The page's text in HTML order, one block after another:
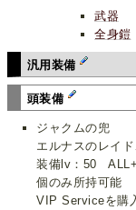
武器
全身鎧
汎用装備
頭装備
ジャクムの兜
エルナスのレイ
装備lv：50
個のみ所持可能
VIP Serviceを購